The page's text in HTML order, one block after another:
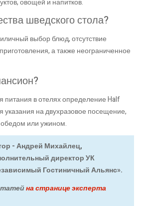
овощей и напитков.
шведского стола?
выбор блюд, отсутствие
а также неограниченное
питания в отелях определение Half
указания на двухразовое посещение,
или ужином.
- Андрей Михайлец,
директор УК
Гостиничный Альянс».
на странице эксперта